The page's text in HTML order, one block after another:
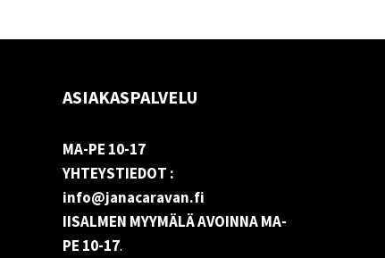
ASIAKASPALVELU
MA-PE 10-17
YHTEYSTIEDOT :
info@janacaravan.fi
IISALMEN MYYMÄLÄ AVOINNA MA-
PE 10-17.